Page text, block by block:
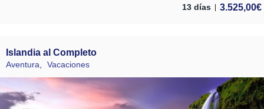
13 días 3.525,00€
Islandia al Completo
Aventura, Vacaciones